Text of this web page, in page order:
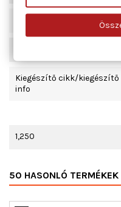
Kiegészítő cikk/kiegészítő
info
1,250
50 HASONLÓ